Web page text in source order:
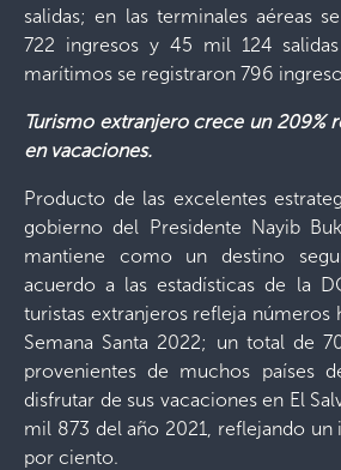
salidas; en las terminales aéreas
722 ingresos y 45 mil 124
marítimos se registraron 796
Turismo extranjero crece un 209%
en vacaciones.
Producto de las excelentes
gobierno del Presidente Nayib
mantiene como un destino
acuerdo a las estadísticas de la
turistas extranjeros refleja números
Semana Santa 2022; un total de
provenientes de muchos países
disfrutar de sus vacaciones en El
mil 873 del año 2021, reflejando
por ciento.